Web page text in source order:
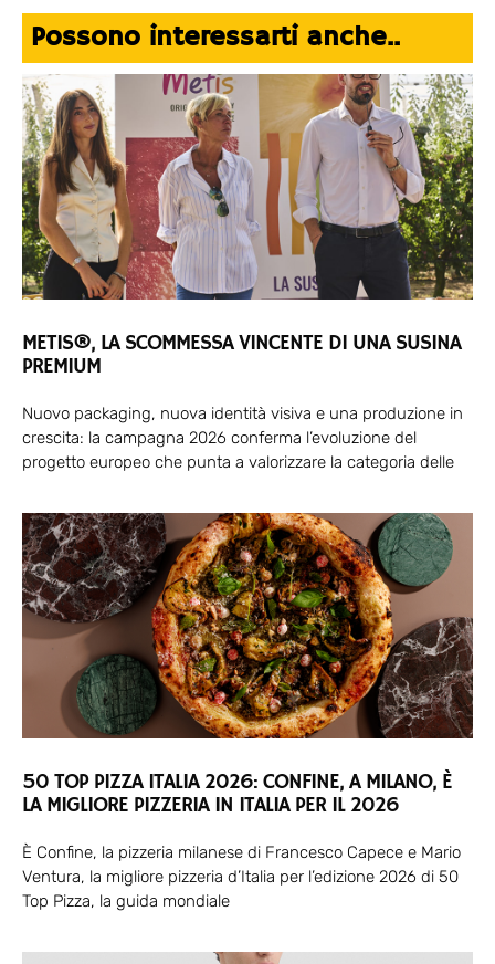
Possono interessarti anche..
METIS®, LA SCOMMESSA VINCENTE DI UNA SUSINA
PREMIUM
Nuovo packaging, nuova identità visiva e una produzione in
crescita: la campagna 2026 conferma l’evoluzione del
progetto europeo che punta a valorizzare la categoria delle
50 TOP PIZZA ITALIA 2026: CONFINE, A MILANO, È
LA MIGLIORE PIZZERIA IN ITALIA PER IL 2026
È Confine, la pizzeria milanese di Francesco Capece e Mario
Ventura, la migliore pizzeria d’Italia per l’edizione 2026 di 50
Top Pizza, la guida mondiale